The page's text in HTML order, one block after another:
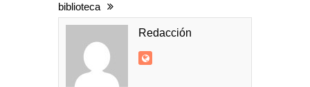
biblioteca
Redacción